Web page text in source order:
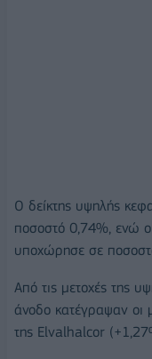
Ο δείκτης υψηλής
ποσοστό 0,74%, ενώ ο
υποχώρησε σε
Από τις μετοχές της
άνοδο κατέγραψαν οι
της Elvalhalcor